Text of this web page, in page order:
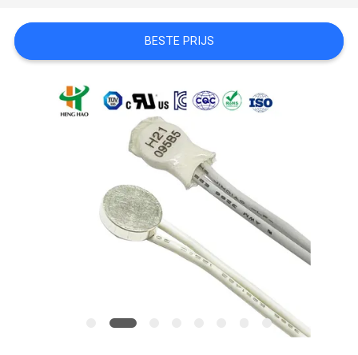
PRIVACY
POLICY
BESTE PRIJS